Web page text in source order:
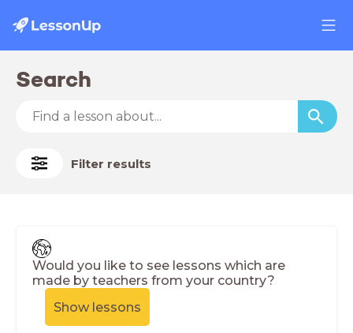
Search
Filter results
Would you like to see lessons which are
made by teachers from your country?
Show lessons